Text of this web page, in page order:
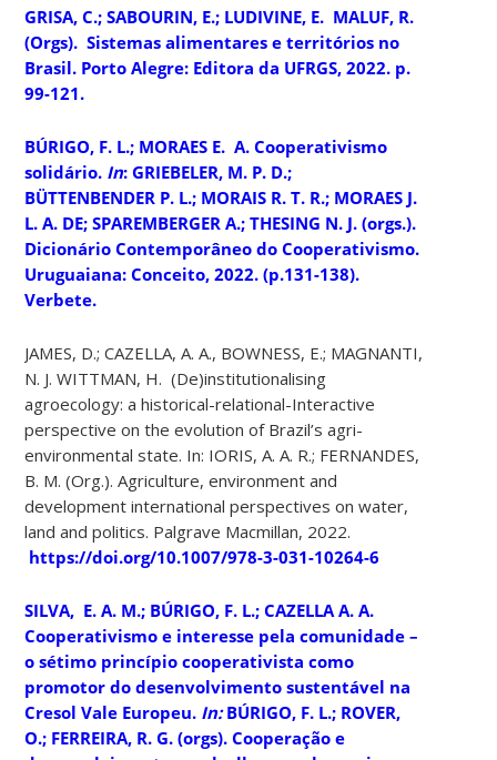
GRISA, C.; SABOURIN, E.; LUDIVINE, E. MALUF, R.
(Orgs).Sistemas alimentares e territórios no
Brasil. Porto Alegre: Editora da UFRGS, 2022. p.
99-121.
BÚRIGO, F. L.; MORAES E. A. Cooperativismo
solidário. In: GRIEBELER, M. P. D.;
BÜTTENBENDER P. L.; MORAIS R. T. R.; MORAES J.
L. A. DE; SPAREMBERGER A.; THESING N. J. (orgs.).
Dicionário Contemporâneo do Cooperativismo.
Uruguaiana: Conceito, 2022. (p.131-138).
Verbete.
JAMES, D.; CAZELLA, A. A., BOWNESS, E.; MAGNANTI,
N. J. WITTMAN, H. (De)institutionalising
agroecology: a historical-relational-Interactive
perspective on the evolution of Brazil’s agri-
environmental state. In: IORIS, A. A. R.; FERNANDES,
B. M. (Org.). Agriculture, environment and
development international perspectives on water,
land and politics. Palgrave Macmillan, 2022.
https://doi.org/10.1007/978-3-031-10264-6
SILVA, E. A. M.; BÚRIGO, F. L.; CAZELLA A. A.
Cooperativismo e interesse pela comunidade –
o sétimo princípio cooperativista como
promotor do desenvolvimento sustentável na
Cresol Vale Europeu. In:BÚRIGO, F. L.; ROVER,
O.; FERREIRA, R. G. (orgs).Cooperação e